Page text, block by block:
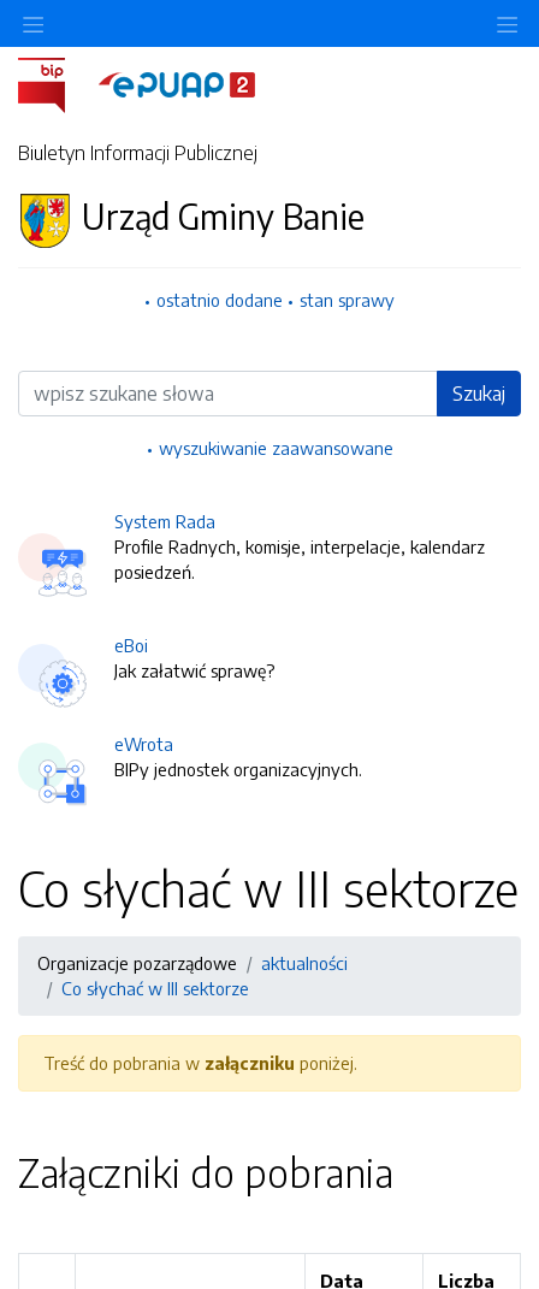
Biuletyn Informacji Publicznej
Urząd Gminy Banie
ostatnio dodane stan sprawy
Wyszukiwarka Szukaj
wyszukiwanie zaawansowane
System Rada
Profile Radnych, komisje, interpelacje, kalendarz
posiedzeń.
eBoi
Jak załatwić sprawę?
eWrota
BIPy jednostek organizacyjnych.
Co słychać w III sektorze
Organizacje pozarządowe
aktualności
Co słychać w III sektorze
Treść do pobrania w załączniku poniżej.
Załączniki do pobrania
Data
Liczba